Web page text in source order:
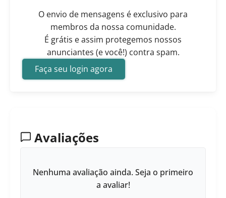
O envio de mensagens é exclusivo para
membros da nossa comunidade.
É grátis e assim protegemos nossos
anunciantes (e você!) contra spam.
Faça seu login agora
Avaliações
Nenhuma avaliação ainda. Seja o primeiro
a avaliar!